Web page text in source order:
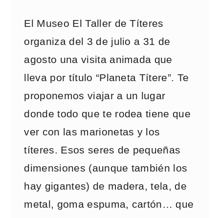
El Museo El Taller de Títeres
organiza del 3 de julio a 31 de
agosto una visita animada que
lleva por título “Planeta Títere”. Te
proponemos viajar a un lugar
donde todo que te rodea tiene que
ver con las marionetas y los
títeres. Esos seres de pequeñas
dimensiones (aunque también los
hay gigantes) de madera, tela, de
metal, goma espuma, cartón… que